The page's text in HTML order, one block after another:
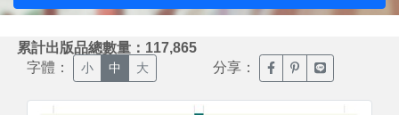
累計出版品總數量：117,865
字體： 小 中 大 分享： 臉書分享(另開新視窗)
噗浪分享(另開新
Line分享(另